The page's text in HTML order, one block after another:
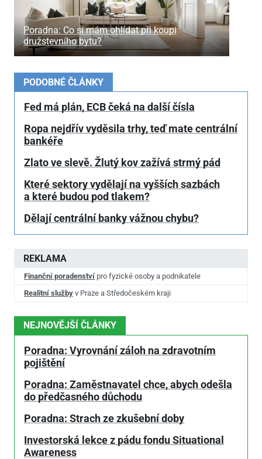
Poradna: Co si mám ohlídat při koupi
družstevního bytu?
REKLAMA
Finanční poradenství pro fyzické osoby a podnikatele
Realitní služby v Praze a Středočeském kraji
NEJNOVĚJŠÍ ČLÁNKY
Poradna: Vyrovnání záloh na zdravotním
pojištění
Poradna: Zaměstnavatel chce, abych odešla
do předčasného důchodu
Poradna: Strach ze zkušební doby
Investorská lekce z pádu fondu Situational
Awareness
PODOBNÉ ČLÁNKY
Fed má plán, ECB čeká na další čísla
Ropa nejdřív vyděsila trhy, teď mate centrální
bankéře
Zlato ve slevě. Žlutý kov zažívá strmý pád
Které sektory vydělají na vyšších sazbách
a které budou pod tlakem?
Dělají centrální banky vážnou chybu?